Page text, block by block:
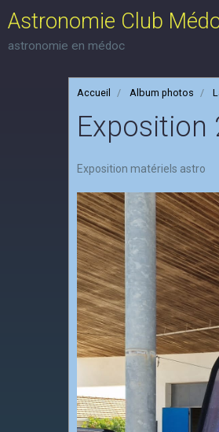
Astronomie Club
astronomie en médoc
Accueil Album photos
Exposition
Exposition matériels astro